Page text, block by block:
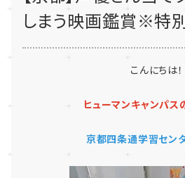
しまう映画鑑賞※特
こんにちは！
ヒューマンキャンパス
京都四条通学習セン